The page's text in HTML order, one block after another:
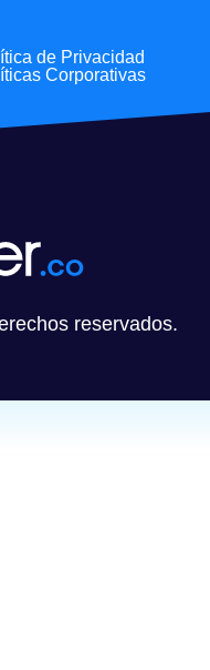
de Privacidad
Corporativas
reservados.